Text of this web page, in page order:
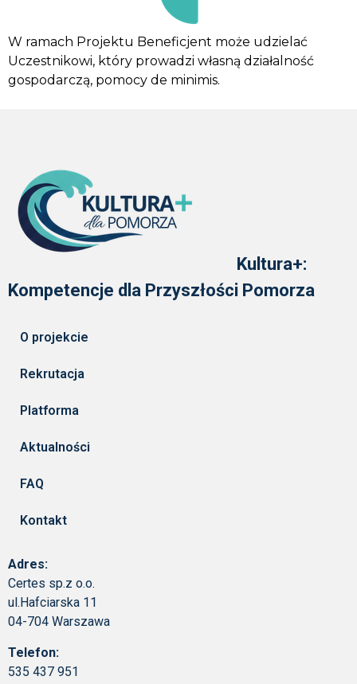
W ramach Projektu Beneficjent może udzielać
Uczestnikowi, który prowadzi własną działalność
gospodarczą, pomocy de minimis.
Kultura+:
Kompetencje dla Przyszłości Pomorza
O projekcie
Rekrutacja
Platforma
Aktualności
FAQ
Kontakt
Adres:
Certes sp.z o.o.
ul.Hafciarska 11
04-704 Warszawa
Telefon:
535 437 951